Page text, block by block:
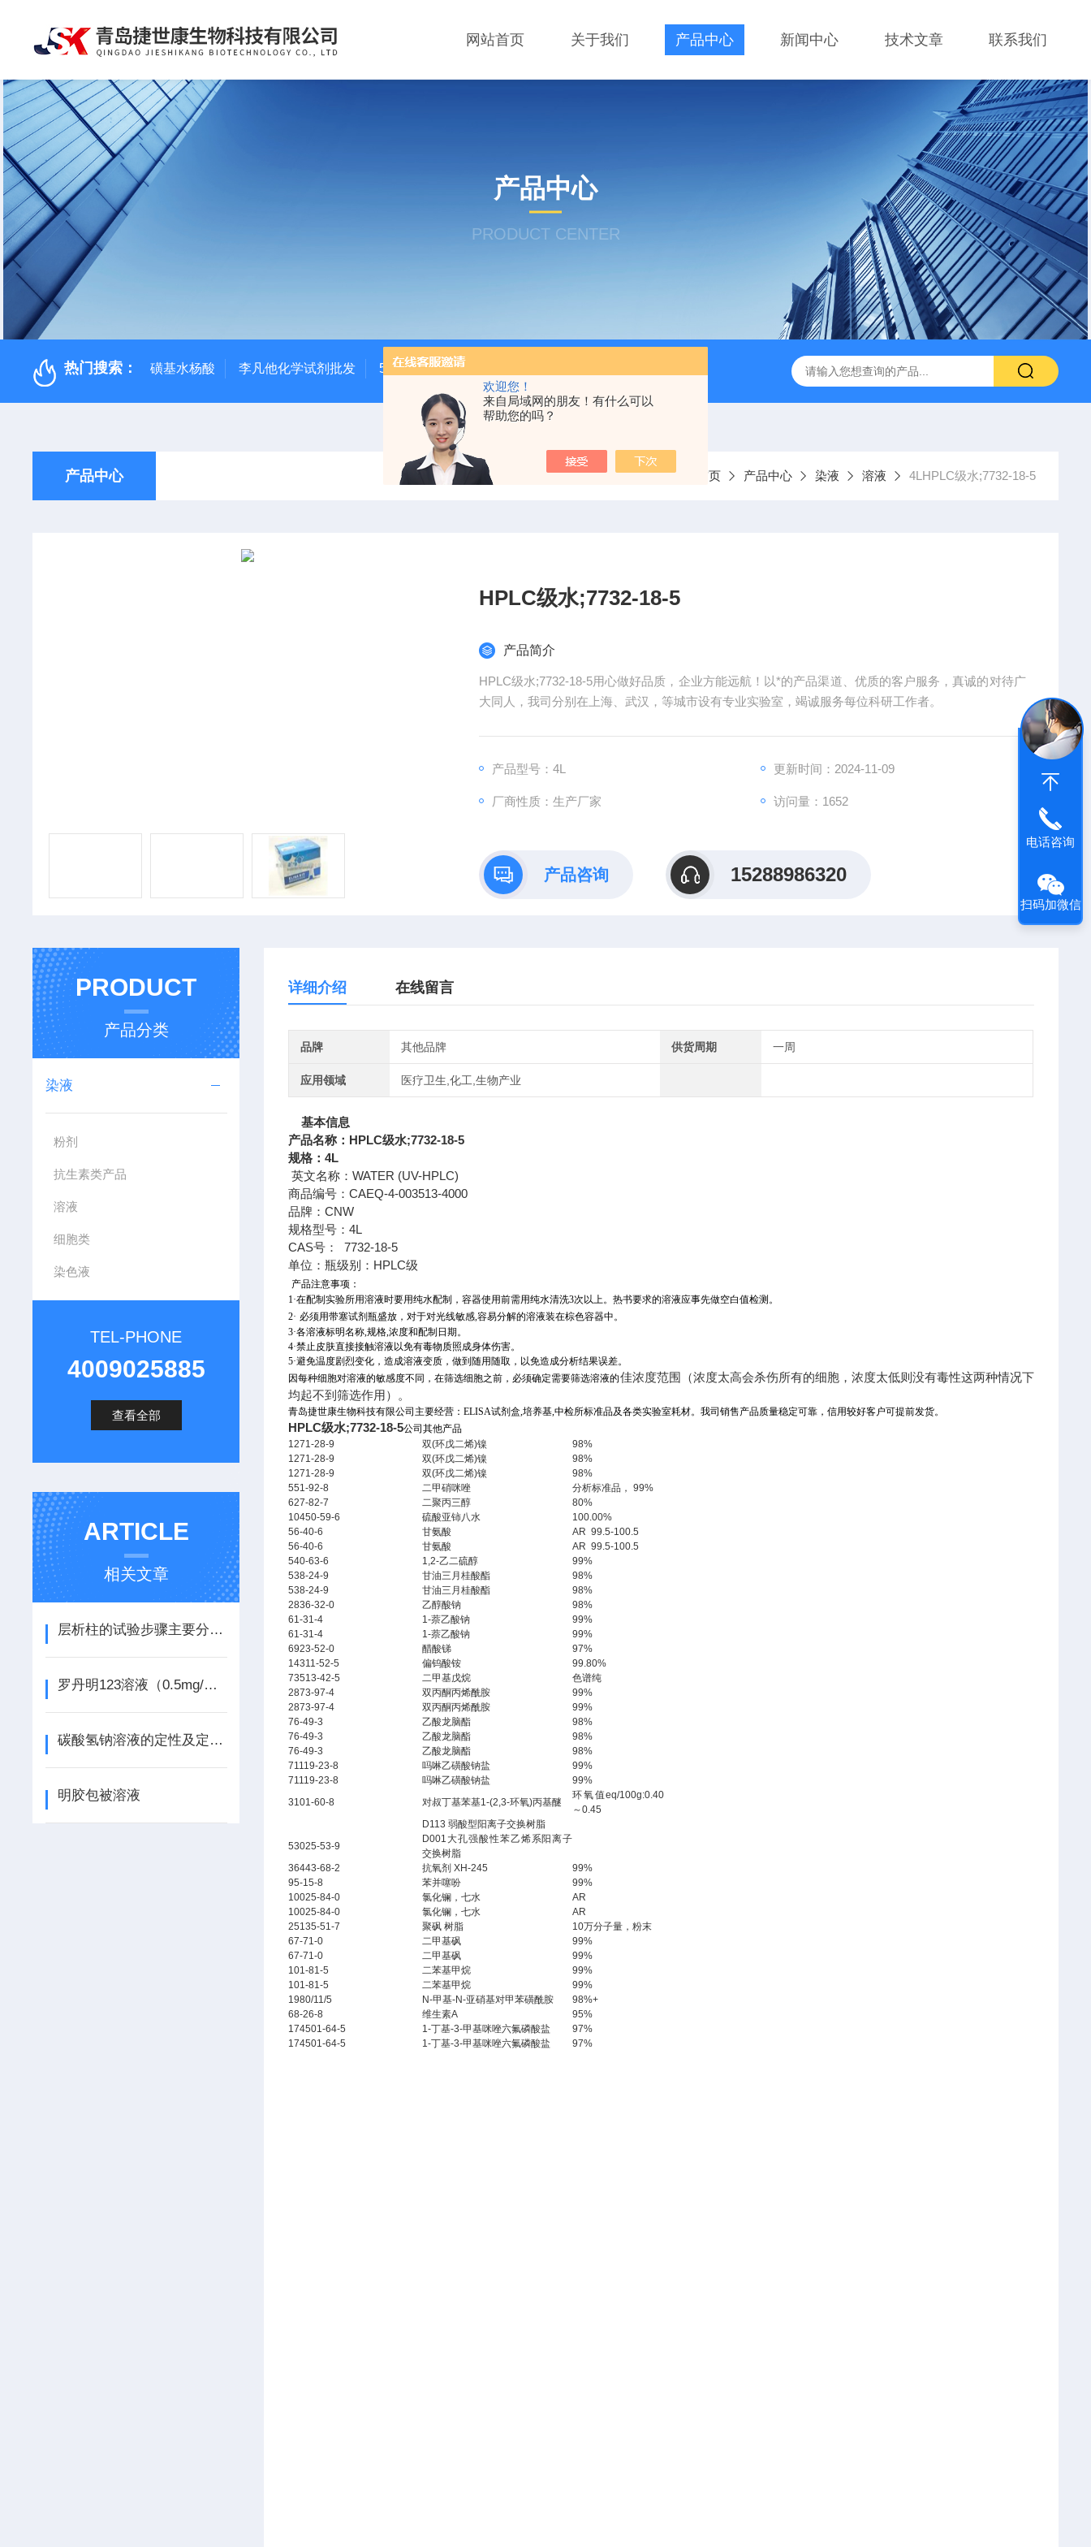
欢迎您！
来自局域网的朋友！有什么可以
帮助您的吗？
网站首页 关于我们 产品中心 新闻中心 技术文章 联系我们
产品中心
PRODUCT CENTER
热门搜索： 磺基水杨酸 李凡他化学试剂批发 500次MTS细胞增殖与细胞毒性检测试剂盒 48t/96t国产ELISA试剂盒,免费代测
产品中心 当前位置： 首页 产品中心 染液 溶液 4LHPLC级水;7732-18-5
HPLC级水;7732-18-5
产品简介
HPLC级水;7732-18-5用心做好品质，企业方能远航！以*的产品渠道、优质的客户服务，真诚的对待广
大同人，我司分别在上海、武汉，等城市设有专业实验室，竭诚服务每位科研工作者。
产品型号：4L 更新时间：2024-11-09
厂商性质：生产厂家 访问量：1652
产品咨询 15288986320
详细介绍 在线留言
品牌 其他品牌 供货周期 一周
应用领域 医疗卫生,化工,生物产业
基本信息
产品名称： HPLC级水;7732-18-5
规格：4L
英文名称：WATER (UV-HPLC)
商品编号：CAEQ-4-003513-4000
品牌：CNW
规格型号：4L
CAS号： 7732-18-5
单位：瓶级别：HPLC级
产品注意事项：
1·在配制实验所用溶液时要用纯水配制，容器使用前需用纯水清洗3次以上。热书要求的溶液应事先做空白值检测。
2· 必须用带塞试剂瓶盛放，对于对光线敏感,容易分解的溶液装在棕色容器中。
3·各溶液标明名称,规格,浓度和配制日期。
4·禁止皮肤直接接触溶液以免有毒物质照成身体伤害。
5·避免温度剧烈变化，造成溶液变质，做到随用随取，以免造成分析结果误差。
因每种细胞对溶液的敏感度不同，在筛选细胞之前，必须确定需要筛选溶液的佳浓度范围（浓度太高会杀伤所有的细胞，浓度太低则没有毒性这两种情况下
均起不到筛选作用）。
青岛捷世康生物科技有限公司主要经营：ELISA试剂盒,培养基,中检所标准品及各类实验室耗材。我司销售产品质量稳定可靠，信用较好客户可提前发货。
HPLC级水;7732-18-5公司其他产品
1271-28-9
双(环戊二烯)镍
98%
1271-28-9
双(环戊二烯)镍
98%
1271-28-9
双(环戊二烯)镍
98%
551-92-8
二甲硝咪唑
分析标准品， 99%
627-82-7
二聚丙三醇
80%
10450-59-6
硫酸亚铈八水
100.00%
56-40-6
甘氨酸
AR 99.5-100.5
56-40-6
甘氨酸
AR 99.5-100.5
540-63-6
1,2-乙二硫醇
99%
538-24-9
甘油三月桂酸酯
98%
538-24-9
甘油三月桂酸酯
98%
2836-32-0
乙醇酸钠
98%
61-31-4
1-萘乙酸钠
99%
61-31-4
1-萘乙酸钠
99%
6923-52-0
醋酸锑
97%
14311-52-5
偏钨酸铵
99.80%
73513-42-5
二甲基戊烷
色谱纯
2873-97-4
双丙酮丙烯酰胺
99%
2873-97-4
双丙酮丙烯酰胺
99%
76-49-3
乙酸龙脑酯
98%
76-49-3
乙酸龙脑酯
98%
76-49-3
乙酸龙脑酯
98%
71119-23-8
吗啉乙磺酸钠盐
99%
71119-23-8
吗啉乙磺酸钠盐
99%
3101-60-8
对叔丁基苯基1-(2,3-环氧)丙基醚
环氧值eq/100g:0.40
～0.45
D113 弱酸型阳离子交换树脂
53025-53-9
D001大孔强酸性苯乙烯系阳离子
交换树脂
36443-68-2
抗氧剂 XH-245
99%
95-15-8
苯并噻吩
99%
10025-84-0
氯化镧，七水
AR
10025-84-0
氯化镧，七水
AR
25135-51-7
聚砜 树脂
10万分子量，粉末
67-71-0
二甲基砜
99%
67-71-0
二甲基砜
99%
101-81-5
二苯基甲烷
99%
101-81-5
二苯基甲烷
99%
1980/11/5
N-甲基-N-亚硝基对甲苯磺酰胺
98%+
68-26-8
维生素A
95%
174501-64-5
1-丁基-3-甲基咪唑六氟磷酸盐
97%
174501-64-5
1-丁基-3-甲基咪唑六氟磷酸盐 97%
PRODUCT
产品分类
染液
粉剂
抗生素类产品
溶液
细胞类
染色液
TEL-PHONE
4009025885
查看全部
ARTICLE
相关文章
层析柱的试验步骤主要分为五步
罗丹明123溶液（0.5mg/ml）说明书
碳酸氢钠溶液的定性及定量分析过程
明胶包被溶液
电话咨询
扫码加微信